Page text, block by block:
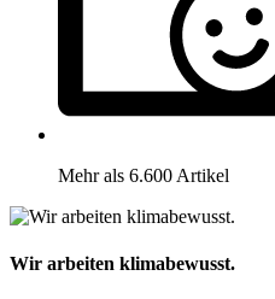
Mehr als 6.600 Artikel
Wir arbeiten klimabewusst.